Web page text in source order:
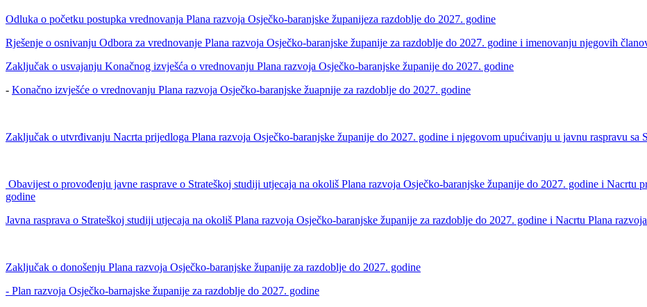
Odluka o početku postupka vrednovanja Plana razvoja Osječko-baranjske županijeza razdoblje do 2027. godine
Rješenje o osnivanju Odbora za vrednovanje Plana razvoja Osječko-baranjske županije za razdoblje do 2027. godine i imenovanju njegovih
Zaključak o usvajanju Konačnog izvješća o vrednovanju Plana razvoja Osječko-baranjske županije do 2027. godine
- Konačno izvješće o vrednovanju Plana razvoja Osječko-baranjske žuapnije za razdoblje do 2027. godine
Zaključak o utvrđivanju Nacrta prijedloga Plana razvoja Osječko-baranjske županije do 2027. godine i njegovom upućivanju u javnu raspravu sa
Obavijest o provođenju javne rasprave o Strateškoj studiji utjecaja na okoliš Plana razvoja Osječko-baranjske županije do 2027. godine i Nacrtu
godine
Javna rasprava o Strateškoj studiji utjecaja na okoliš Plana razvoja Osječko-baranjske županije za razdoblje do 2027. godine i Nacrtu Plana
Zaključak o donošenju Plana razvoja Osječko-baranjske županije za razdoblje do 2027. godine
- Plan razvoja Osječko-barnajske županije za razdoblje do 2027. godine